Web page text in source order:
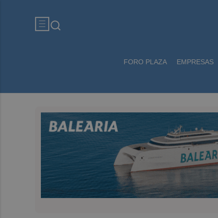
FORO PLAZA EMPRESAS